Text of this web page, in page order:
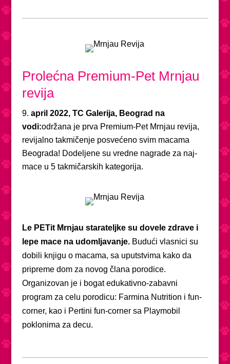
Prolećna Premium-Pet Mrnjau
revija
april 2022, TC Galerija, Beograd na
vodi:održana je prva Premium-Pet Mrnjau revija,
revijalno takmičenje posvećeno svim macama
Beograda! Dodeljene su vredne nagrade za naj-
mace u 5 takmičarskih kategorija.
Le PETit Mrnjau starateljke su dovele zdrave i
lepe mace na udomljavanje. Budući vlasnici su
dobili knjigu o macama, sa uputstvima kako da
pripreme dom za novog člana porodice.
Organizovan je i bogat edukativno-zabavni
program za celu porodicu: Farmina Nutrition i fun-
corner, kao i Pertini fun-corner sa Playmobil
poklonima za decu.